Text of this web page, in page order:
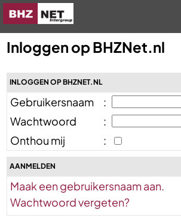
Inloggen op BHZNet.nl
INLOGGEN OP BHZNET.NL
Gebruikersnaam
:
Wachtwoord
:
Onthou mij
:
AANMELDEN
Maak een gebruikersnaam aan.
Wachtwoord vergeten?